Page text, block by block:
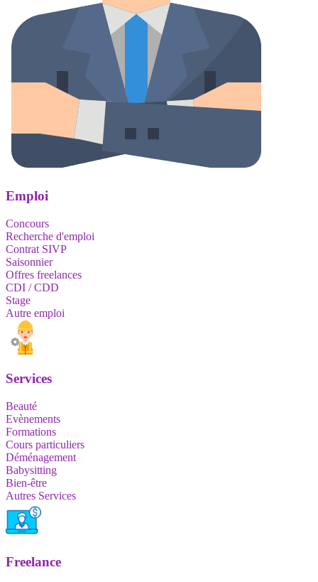
Emploi
Concours
Recherche d'emploi
Contrat SIVP
Saisonnier
Offres freelances
CDI / CDD
Stage
Autre emploi
Services
Beauté
Evènements
Formations
Cours particuliers
Déménagement
Babysitting
Bien-être
Autres Services
Freelance